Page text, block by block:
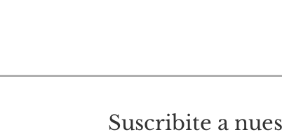
Suscribite a